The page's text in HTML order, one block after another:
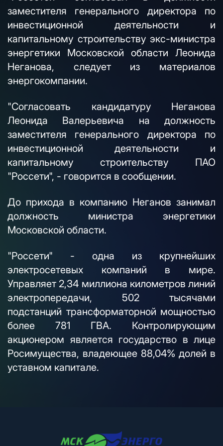
заместителя генерального директора по
инвестиционной деятельности и
капитальному строительству экс-министра
энергетики Московской области Леонида
Неганова, следует из материалов
энергокомпании.
"Согласовать кандидатуру Неганова
Леонида Валерьевича на должность
заместителя генерального директора по
инвестиционной деятельности и
капитальному строительству ПАО
"Россети", - говорится в сообщении.
До прихода в компанию Неганов занимал
должность министра энергетики
Московской области.
"Россети" - одна из крупнейших
электросетевых компаний в мире.
Управляет 2,34 миллиона километров линий
электропередачи, 502 тысячами
подстанций трансформаторной мощностью
более 781 ГВА. Контролирующим
акционером является государство в лице
Росимущества, владеющее 88,04% долей в
уставном капитале.